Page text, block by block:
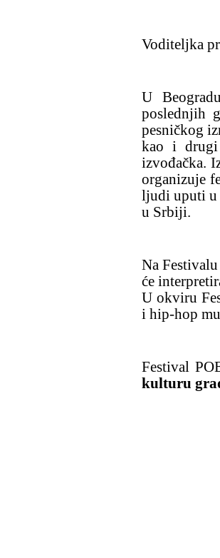
Voditeljka
U
poslednjih
pesničkog
kao i drugi
izvođačka.
organizuje
ljudi uputi u
u Srbiji.
Na
će
U okviru
i hip-hop
Festival
kulturu